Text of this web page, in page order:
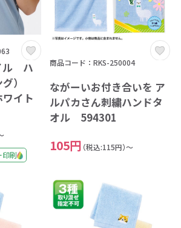
ル ハ
グ）
イト
印刷
商品コード：RKS-250004
ながーいお付き合いを ア
ルパカさん刺繍ハンドタ
オル 594301
105円 （税込:115円）～